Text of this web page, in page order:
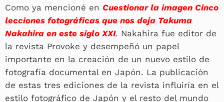
Como ya mencioné en Cuestionar la imagen Cinco
lecciones fotográficas que nos deja Takuma
Nakahira en este siglo XXI. Nakahira fue editor de
la revista Provoke y desempeñó un papel
importante en la creación de un nuevo estilo de
fotografía documental en Japón. La publicación
de estas tres ediciones de la revista influiría en el
estilo fotográfico de Japón y el resto del mundo